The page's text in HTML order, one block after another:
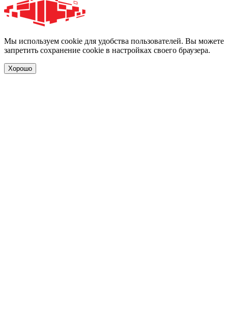
Мы используем cookie для удобства пользователей. Вы можете
запретить сохранение cookie в настройках своего браузера.
Хорошо